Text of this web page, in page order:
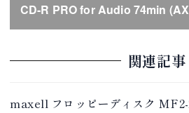
CD-R PRO for Audio 74min
関連記事
maxell フロッピーディスク